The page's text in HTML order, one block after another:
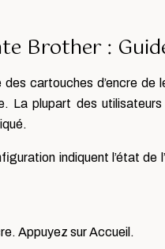
Brother :
cartouches d’encre de
La plupart des
indiquent l’état de
Appuyez sur Accueil.